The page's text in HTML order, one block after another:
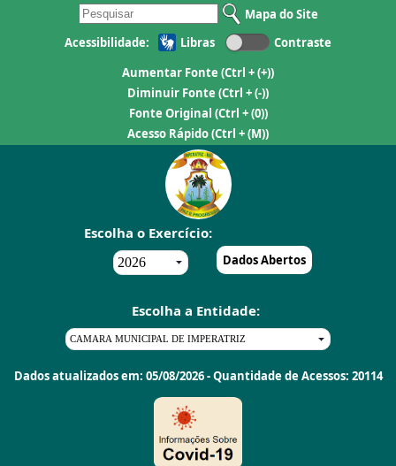
Mapa do Site
Acessibilidade:
Libras
Contraste
Aumentar Fonte (Ctrl + (+))
Diminuir Fonte (Ctrl + (-))
Fonte Original (Ctrl + (0))
Acesso Rápido(Ctrl + (M))
Escolha o Exercício:
Dados Abertos
Escolha a Entidade:
Dados atualizados em: 05/08/2026 - Quantidade de Acessos: 20114